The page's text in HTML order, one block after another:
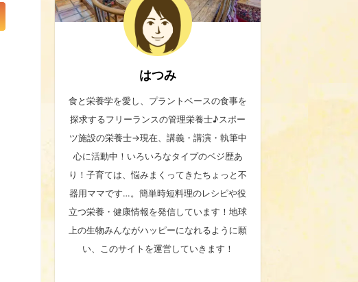
はつみ
食と栄養学を愛し、プラントベースの食事を
探求するフリーランスの管理栄養士♪スポー
ツ施設の栄養士→現在、講義・講演・執筆中
心に活動中！いろいろなタイプのベジ歴あ
り！子育ては、悩みまくってきたちょっと不
器用ママです…。簡単時短料理のレシピや役
立つ栄養・健康情報を発信しています！地球
上の生物みんながハッピーになれるように願
い、このサイトを運営していきます！